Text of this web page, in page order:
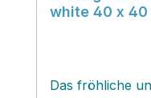
white 40 x 40
Das fröhliche